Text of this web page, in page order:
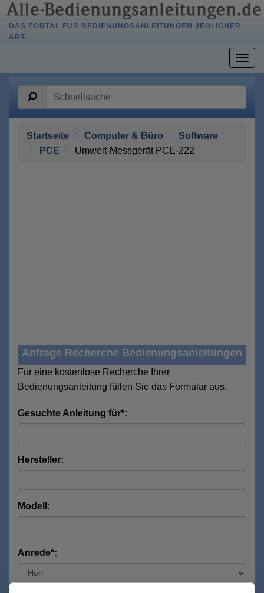
DAS PORTAL FÜR BEDIENUNGSANLEITUNGEN JEGLICHER
ART.
Startseite Computer & Büro
Software
PCE
Umwelt-Messgerät PCE-222
Anfrage Recherche Bedienungsanleitungen
Für eine kostenlose Recherche Ihrer
Bedienungsanleitung füllen Sie das Formular aus.
Gesuchte Anleitung für*:
Hersteller:
Modell:
Anrede*: